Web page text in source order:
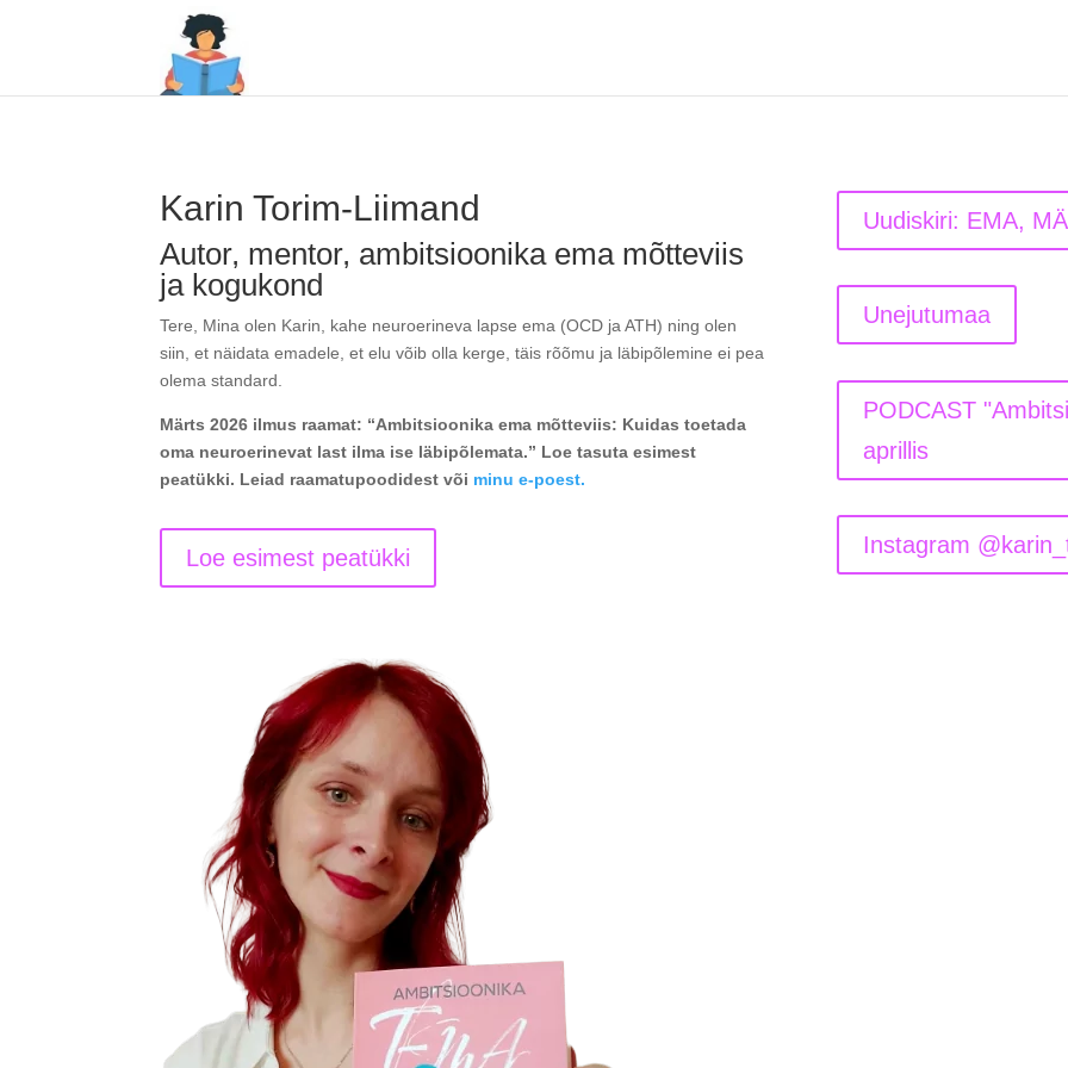
Karin Torim-Liimand
Autor, mentor, ambitsioonika ema mõtteviis
ja kogukond
Tere, Mina olen Karin, kahe neuroerineva lapse ema (OCD ja ATH) ning olen
siin, et näidata emadele, et elu võib olla kerge, täis rõõmu ja läbipõlemine ei pea
olema standard.
Märts 2026 ilmus raamat: “Ambitsioonika ema mõtteviis: Kuidas toetada
oma neuroerinevat last ilma ise läbipõlemata.” Loe tasuta esimest
peatükki. Leiad raamatupoodidest või minu e-poest.
Loe esimest peatükki
Uudiskiri: EMA,
Unejutumaa
PODCAST
aprillis
Instagram